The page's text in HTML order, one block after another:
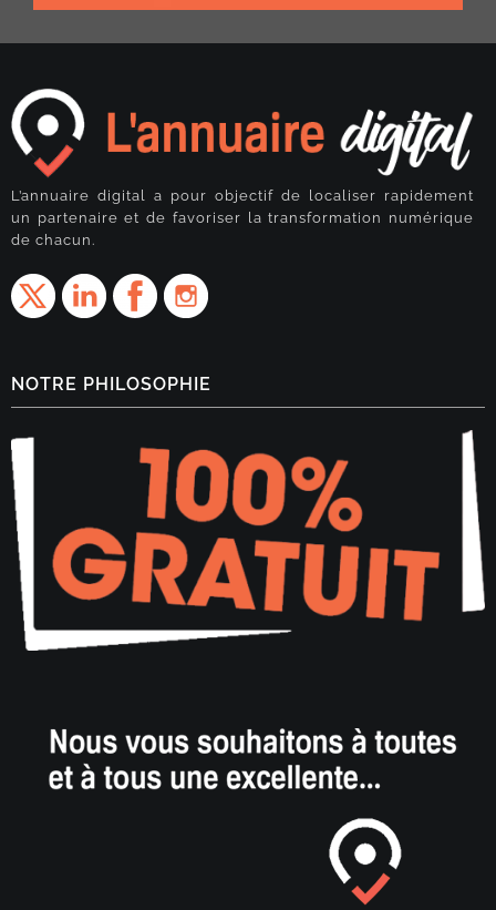
L’annuaire digital a pour objectif de localiser rapidement
un partenaire et de favoriser la transformation numérique
de chacun.
NOTRE PHILOSOPHIE